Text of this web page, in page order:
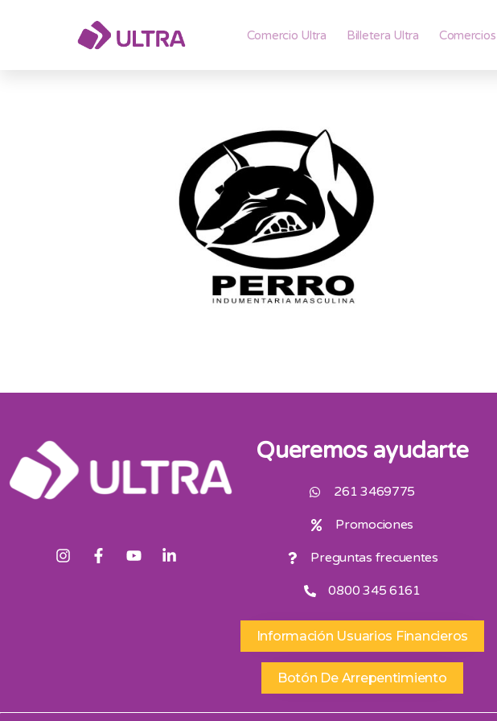
Comercio Ultra Billetera Ultra
Queremos ayudarte
261 3469775
Promociones
Preguntas frecuentes
0800 345 6161
Información Usuarios Financieros
Botón De Arrepentimiento
Horario De
Sábados 9:00